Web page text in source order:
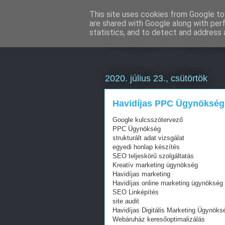
Online
2020. július 23., csütörtök
Havidíjas PPC
Google kulcsszótervező
PPC Ügynökség
strukturált adat vizsgálat
egyedi honlap készítés
SEO teljeskörű szolgáltatás
Kreatív marketing ügynökség
Havidíjas marketing
Havidíjas online marketing ügynökség
SEO Linképítés
site audit
Havidíjas Digitális Marketing
Webáruház keresőoptimalizálás
This site uses cookies from Google
are shared with Google along with
statistics, and to detect and address